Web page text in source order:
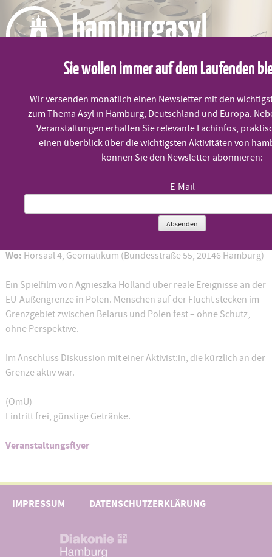
Skip
content
MENÜ
Film: Green Border
Wo: Hörsaal 4, Geomatikum (Bundesstraße 55, 20146 Hamburg)
Ein Spielfilm von Agnieszka Holland über reale Ereignisse an der
EU-Außengrenze in Polen. Menschen auf der Flucht stecken im
Grenzgebiet zwischen Belarus und Polen fest – ohne Schutz,
ohne Perspektive.
Im Anschluss Diskussion mit einer Aktivist:in, die kürzlich an der
Grenze aktiv war.
(OmU)
Eintritt frei, günstige Getränke.
Veranstaltungsflyer
IMPRESSUM DATENSCHUTZERKLÄRUNG
Sie wollen immer auf dem Laufenden
Wir versenden monatlich einen Newsletter mit den
zum Thema Asyl in Hamburg, Deutschland und Europa.
Veranstaltungen erhalten Sie relevante Fachinfos,
einen überblick über die wichtigsten Aktivitäten von
können Sie den Newsletter abonnieren:
E-Mail
Absenden